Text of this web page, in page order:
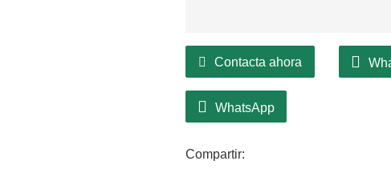
Contacta ahora
WhatsApp
Compartir: